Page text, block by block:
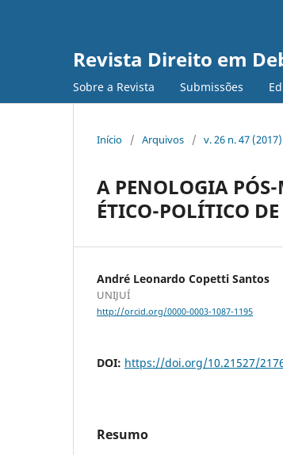
Revista Direito em
Sobre a Revista Submissões
Início / Arquivos / v. 26 n. 47 (2017)
A PENOLOGIA
ÉTICO-POLÍTICO
André Leonardo Copetti Santos
UNIJUÍ
http://orcid.org/0000-0003-1087-1195
DOI: https://doi.org/10.21527/
Resumo